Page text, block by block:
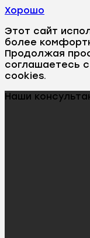
Хорошо
Этот сайт
более
Продолжая
соглашаетесь
cookies.
Наши